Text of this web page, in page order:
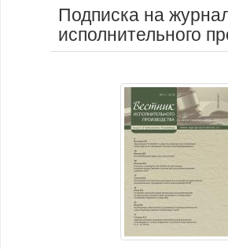
Подписка на
исполнительного